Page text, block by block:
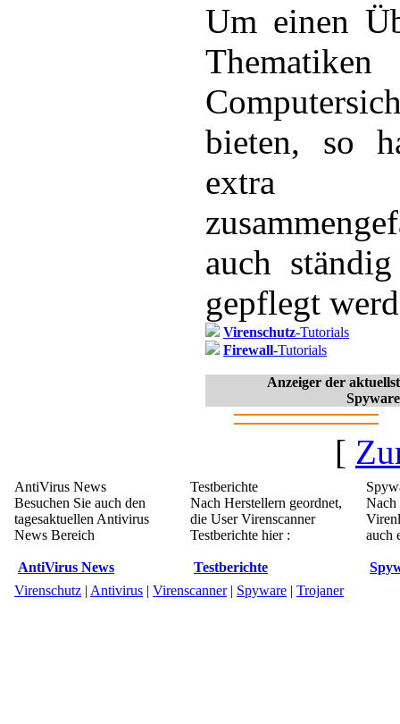
Um einen
bieten, so
extra
auch
gepflegt
Virenschutz-Tutorials
Firewall-Tutorials
Anzeiger der
[
AntiVirus News
Besuchen Sie auch den
tagesaktuellen Antivirus
News Bereich
AntiVirus News
Testberichte
Nach Herstellern geordnet,
die User Virenscanner
Testberichte hier :
Testberichte
Nach
auch
Virenschutz | Antivirus | Virenscanner| Spyware | Trojaner